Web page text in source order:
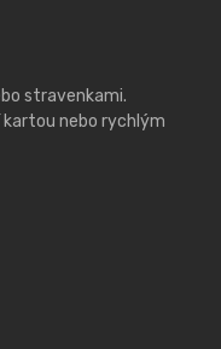
stravenkami.
nebo rychlým